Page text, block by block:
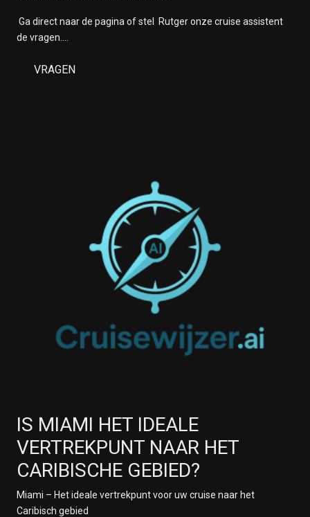
Ga direct naar de pagina of stel Rutger onze cruise assistent
de vragen....
VRAGEN
IS MIAMI HET IDEALE
VERTREKPUNT NAAR HET
CARIBISCHE GEBIED?
Miami – Het ideale vertrekpunt voor uw cruise naar het
Caribisch gebied